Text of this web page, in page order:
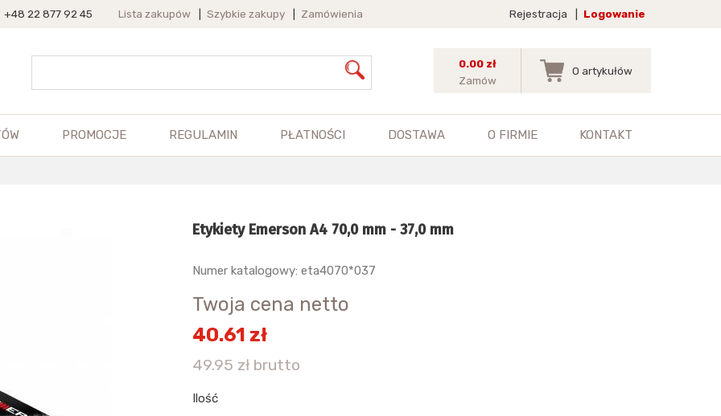
+48 22 877 92 45 Lista zakupów Szybkie zakupy Zamówienia Rejestracja Logowanie
0.00 zł
Zamów
0 artykułów
PROMOCJE REGULAMIN PŁATNOŚCI DOSTAWA O FIRMIE KONTAKT
Etykiety Emerson A4 70,0 mm - 37,0 mm
Numer katalogowy: eta4070*037
Twoja cena netto
40.61 zł
49.95 zł brutto
Ilość